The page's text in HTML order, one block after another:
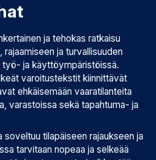
ja tehokas ratkaisu
ja turvallisuuden
työ- ja käyttöympäristöissä.
varoitustekstit kiinnittävät
ehkäisemään vaaratilanteita
varastoissa sekä tapahtuma- ja
soveltuu tilapäiseen rajaukseen ja
tarvitaan nopeaa ja selkeää